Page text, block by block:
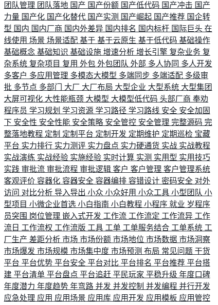
团队管理 团队落地 国产 国产份额 国产低代码 国产冲击 国产
力量 国产化 国产化替代 国产实测 国产崛起 国产推荐 国企转
型 国内 国内厂商 国内外差异 国内排名 国内标杆 国际巨头 在
线使用 场景 场景适配 基于 基于云原生 基于低代码 基础操作
基础概念 基础知识 基础设施 增速分析 增长引擎 复杂业务 复
杂系统 复杂项目 复用 外包 外包团队 外部 多人协同 多人开发
多客户 多应用管理 多模态大模型 多端同步 多端适配 多级审
批 多节点 多部门 大厂 大厂布局 大型企业 大型系统 大型集团
大屏可视化 大性能瓶颈 大模型 大模型低代码 头部厂商 奉劝
程序员 学习规划 学习资源 学习路径 学习路线 安全 安全加固
下 安全性 安全性能 安全策略 安全管控 安全管理 完整源码 完
整落地教程 定制 定制平台 定制开发 定期维护 定期巡检 宝藏
平台 实力排行 实力测评 实力盘点 实力硬通货 实战 实战教程
实战演练 实战经验 实施经验 实时计算 实测 实用型 实用技巧
实践 审批流 审批流程 审批逻辑 客户 客户管理 客户管理系统
客观评价 容器化 容器安全 容器编排 容错设计 密码安全 对外
访问 对比分析 导入导出 小众 小众好用 小众工具 小型团队 小
型项目 小微企业首选 小白指南 小白教程 小程序 就业 岁程序
员突围 岗位管理 嵌入式开发 工作流 工作流定 工作流异 工作
流日 工作流权 工作流版 工具 工单 工单服务结合 工单系统 工
厂生产 差距分析 市场 市场份额 市场地位 市场数据 市场洞察
市场爆发 市场规模 市场集中度 市场预测 布局 常见问题 干货
平台 平台优势 平台安全 平台对比 平台排名 平台推荐 平台搭
建 平台清单 平台盘点 平台追赶 平民玩家 平稳升级 年度口碑
年度潜力 年度趋势 年弯路 并发 并发控制 并发编程 并行开发
应急处理 应用 应用场景 应用库 应用开发 应用模板 应用管控